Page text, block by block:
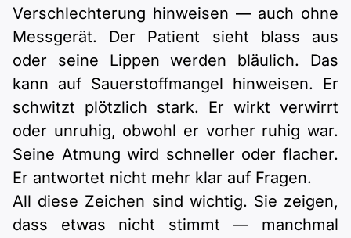
Verschlechterung hinweisen — auch ohne
Messgerät. Der Patient sieht blass aus
oder seine Lippen werden bläulich. Das
kann auf Sauerstoffmangel hinweisen. Er
schwitzt plötzlich stark. Er wirkt verwirrt
oder unruhig, obwohl er vorher ruhig war.
Seine Atmung wird schneller oder flacher.
Er antwortet nicht mehr klar auf Fragen.
All diese Zeichen sind wichtig. Sie zeigen,
dass etwas nicht stimmt — manchmal